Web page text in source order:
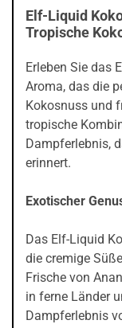
Elf-Liquid
Tropische
Erleben Sie das
Aroma, das die
Kokosnuss und
tropische
Dampferlebnis,
erinnert.
Exotischer
Das Elf-Liquid
die cremige
Frische von
in ferne Länder
Dampferlebnis